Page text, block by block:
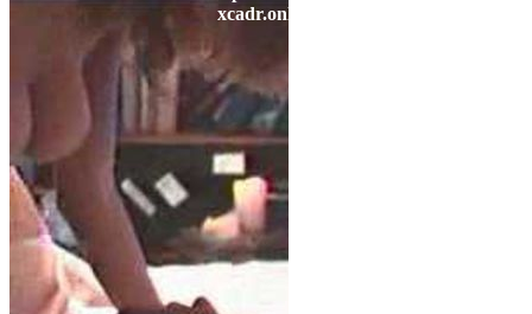
xcadr.online